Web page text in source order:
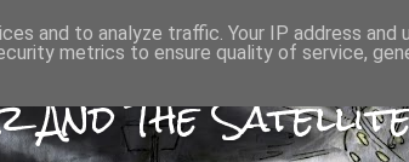
The
and to analyze traffic. Your IP address and
metrics to ensure quality of service,